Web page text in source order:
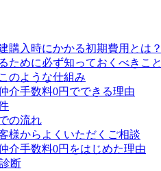
購入時にかかる初期費用とは？
ために必ず知っておくべきこと
のような仕組み
介手数料0円でできる理由
の流れ
様からよくいただくご相談
介手数料0円をはじめた理由
断